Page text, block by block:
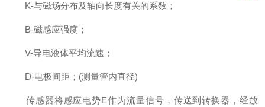
K-与磁场分布及轴向长度有关的系数；
B-磁感应强度；
V-导电液体平均流速；
D-电极间距；(测量管内直径)
传感器将感应电势E作为流量信号，传送到转换器，经放